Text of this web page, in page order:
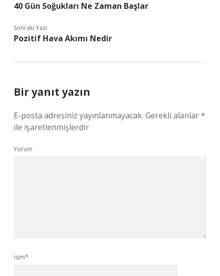
40 Gün Soğukları Ne Zaman Başlar
Sonraki Yazı
Pozitif Hava Akımı Nedir
Bir yanıt yazın
E-posta adresiniz yayınlanmayacak. Gerekli alanlar*
ile işaretlenmişlerdir
Yorum
İsim*